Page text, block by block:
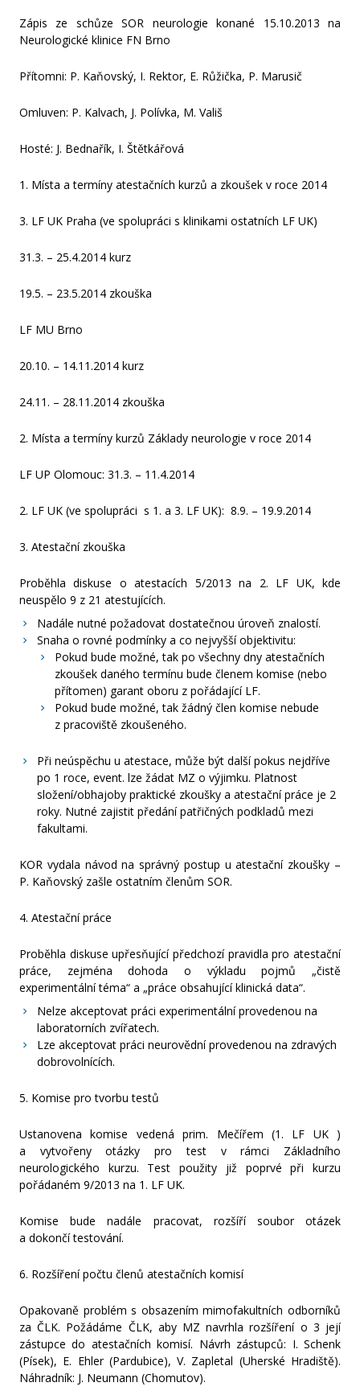
Zápis ze schůze SOR Neurologie 29. 8. 2016
Specializační vzdělávání 2016
Specializační vzdělávání 2015
Zápis ze schůze SOR Neurologie 7. 10. 2014
Zápis ze schůze SOR Neurologie 15. 10. 2013
2012
Zápis ze schůze SOR neurologie konané 15.10.2013 na
Neurologické klinice FN Brno
Přítomni: P. Kaňovský, I. Rektor, E. Růžička, P. Marusič
Omluven: P. Kalvach, J. Polívka, M. Vališ
Hosté: J. Bednařík, I. Štětkářová
1. Místa a termíny atestačních kurzů a zkoušek v roce 2014
3. LF UK Praha (ve spolupráci s klinikami ostatních LF UK)
31.3. – 25.4.2014 kurz
19.5. – 23.5.2014 zkouška
LF MU Brno
20.10. – 14.11.2014 kurz
24.11. – 28.11.2014 zkouška
2. Místa a termíny kurzů Základy neurologie v roce 2014
LF UP Olomouc: 31.3. – 11.4.2014
2. LF UK (ve spolupráci s 1. a 3. LF UK): 8.9. – 19.9.2014
3. Atestační zkouška
Proběhla diskuse o atestacích 5/2013 na 2. LF UK, kde
neuspělo 9 z 21 atestujících.
Nadále nutné požadovat dostatečnou úroveň znalostí.
Snaha o rovné podmínky a co nejvyšší objektivitu:
Pokud bude možné, tak po všechny dny atestačních
zkoušek daného termínu bude členem komise (nebo
přítomen) garant oboru z pořádající LF.
Pokud bude možné, tak žádný člen komise nebude
z pracoviště zkoušeného.
Při neúspěchu u atestace, může být další pokus nejdříve
po 1 roce, event. lze žádat MZ o výjimku. Platnost
složení/obhajoby praktické zkoušky a atestační práce je 2
roky. Nutné zajistit předání patřičných podkladů mezi
fakultami.
KOR vydala návod na správný postup u atestační zkoušky –
P. Kaňovský zašle ostatním členům SOR.
4. Atestační práce
Proběhla diskuse upřesňující předchozí pravidla pro atestační
práce, zejména dohoda o výkladu pojmů „čistě
experimentální téma“ a „práce obsahující klinická data“.
Nelze akceptovat práci experimentální provedenou na
laboratorních zvířatech.
Lze akceptovat práci neurovědní provedenou na zdravých
dobrovolnících.
5. Komise pro tvorbu testů
Ustanovena komise vedená prim. Mečířem (1. LF UK )
a vytvořeny otázky pro test v rámci Základního
neurologického kurzu. Test použity již poprvé při kurzu
pořádaném 9/2013 na 1. LF UK.
Komise bude nadále pracovat, rozšíří soubor otázek
a dokončí testování.
6. Rozšíření počtu členů atestačních komisí
Opakovaně problém s obsazením mimofakultních odborníků
za ČLK. Požádáme ČLK, aby MZ navrhla rozšíření o 3 její
zástupce do atestačních komisí. Návrh zástupců: I. Schenk
(Písek), E. Ehler (Pardubice), V. Zapletal (Uherské Hradiště).
Náhradník: J. Neumann (Chomutov).